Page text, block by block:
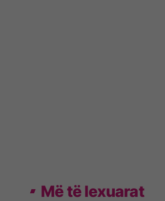
Më të lexuarat